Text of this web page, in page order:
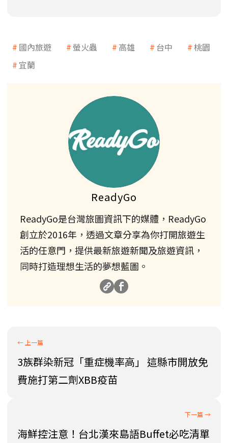
國內旅遊 螢火蟲 高雄 台中
桃園
宜蘭
ReadyGo
ReadyGo是台灣旅圖資訊下的媒體，ReadyGo
創立於2016年，透過文章分享為你打開旅遊生
活的任意門，提供最新旅遊新聞及旅遊資訊，
同時打造理想生活的夢想藍圖。
3族群染新冠「重症機率高」 這縣市開放免
費施打第二劑XBB疫苗
海鮮控注意！台北漢來島語Buffet必吃清單